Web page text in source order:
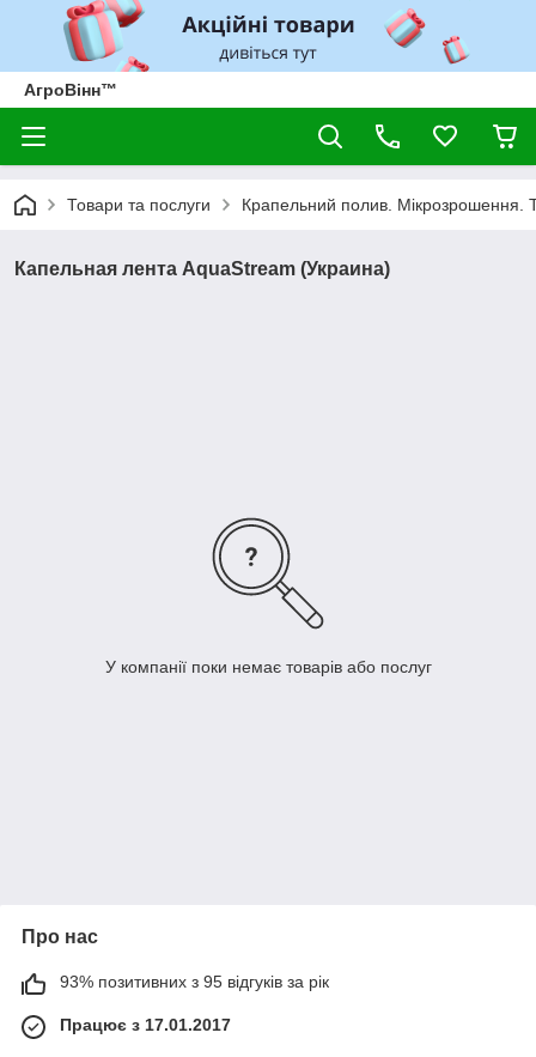
АгроВінн™
Товари та послуги Крапельний полив. Мікрозрошення.
Капельная лента AquaStream (Украина)
У компанії поки немає товарів або послуг
Про нас
93% позитивних з 95 відгуків за рік
Працює з 17.01.2017